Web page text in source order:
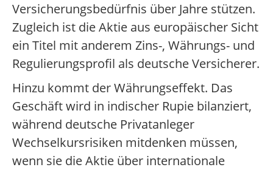
Versicherungsbedürfnis über Jahre stützen.
Zugleich ist die Aktie aus europäischer Sicht
ein Titel mit anderem Zins-, Währungs- und
Regulierungsprofil als deutsche Versicherer.
Hinzu kommt der Währungseffekt. Das
Geschäft wird in indischer Rupie bilanziert,
während deutsche Privatanleger
Wechselkursrisiken mitdenken müssen,
wenn sie die Aktie über internationale